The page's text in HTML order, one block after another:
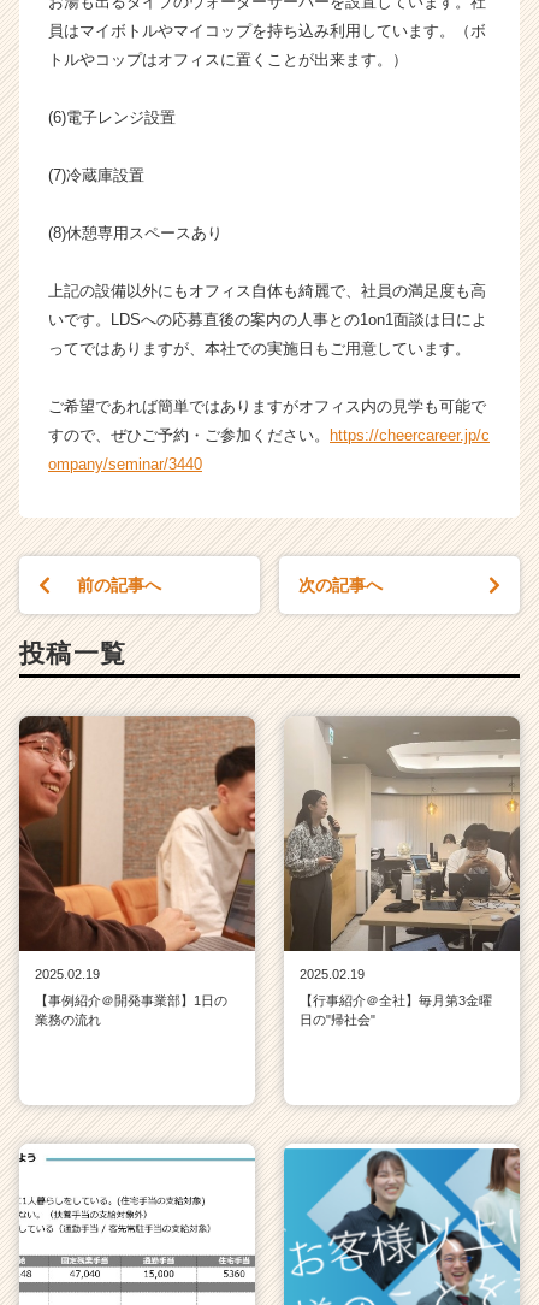
C
a
r
員はマイボトルやマイコップを持ち込み利用しています。（ボ
トルやコップはオフィスに置くことが出来ます。）
(6)電子レンジ設置
(7)冷蔵庫設置
(8)休憩専用スペースあり
上記の設備以外にもオフィス自体も綺麗で、社員の満足度も高
いです。LDSへの応募直後の案内の人事との1on1面談は日によ
ってではありますが、本社での実施日もご用意しています。
ご希望であれば簡単ではありますがオフィス内の見学も可能で
すので、ぜひご予約・ご参加ください。 https://cheercareer.jp/c
ompany/seminar/3440
前の記事へ 次の記事へ
投稿一覧
2025.02.19
【事例紹介＠開発事業部】1日の
業務の流れ
2025.02.19
【行事紹介＠全社】毎月第3金曜
日の"帰社会"